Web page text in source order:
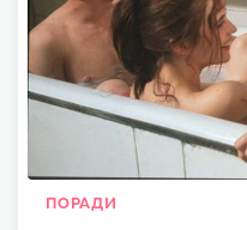
ПОРАДИ